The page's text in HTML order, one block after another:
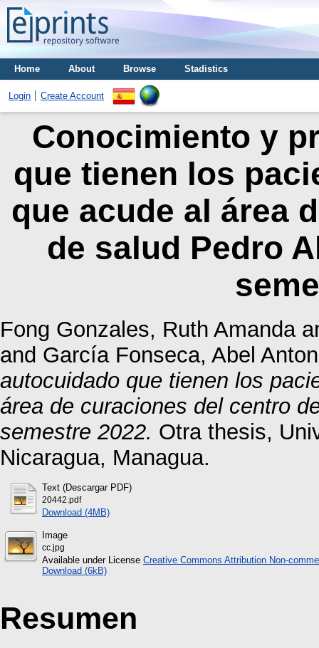
Home About Browse Stadistics
Login Create Account
Conocimiento y
que tienen los
que acude al área
de salud Pedro
Fong Gonzales, Ruth Amanda
and García Fonseca, Abel
autocuidado que tienen los
área de curaciones del centro
semestre 2022. Otra thesis,
Nicaragua, Managua.
Text (Descargar PDF)
20442.pdf
Download (4MB)
Image
cc.jpg
Available under License Creative Commons Attribution Non-
Download (6kB)
Resumen